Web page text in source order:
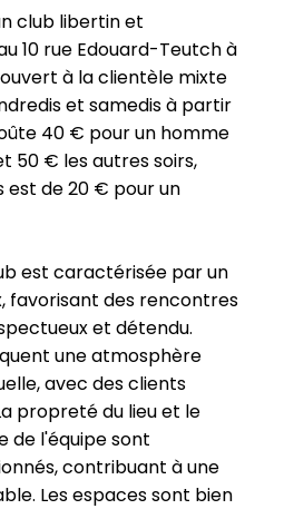
club libertin et
10 rue Edouard-Teutch à
à la clientèle mixte
et samedis à partir
40 € pour un homme
50 € les autres soirs,
est de 20 € pour un
est caractérisée par un
favorisant des rencontres
et détendu.
une atmosphère
avec des clients
propreté du lieu et le
de l'équipe sont
contribuant à une
Les espaces sont bien